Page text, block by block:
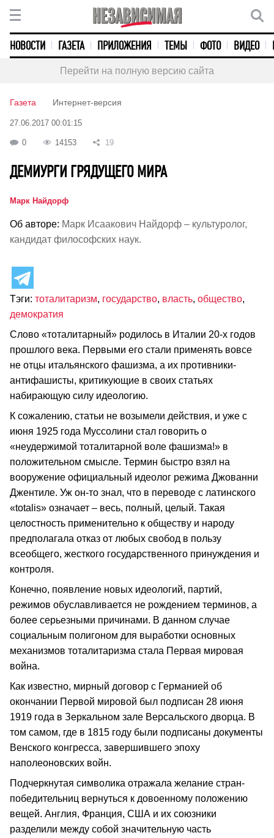
НОВОСТИ ГАЗЕТА ПРИЛОЖЕНИЯ ТЕМЫ ФОТО ВИДЕО
Перейти на полную версию сайта
Газета Интернет-версия
27.06.2017 00:01:15
0 14153 19
ДЕМИУРГИ ГРЯДУЩЕГО МИРА
Марк Найдорф
Об авторе: Марк Исаакович Найдорф – культуролог,
кандидат философских наук.
Тэги: тоталитаризм, государство, власть, общество,
демократия
Слово «тоталитарный» родилось в Италии 20-х годов
прошлого века. Первыми его стали применять вовсе
не отцы итальянского фашизма, а их противники-
антифашисты, критикующие в своих статьях
набирающую силу идеологию.
К сожалению, статьи не возымели действия, и уже с
июня 1925 года Муссолини стал говорить о
«неудержимой тоталитарной воле фашизма!» в
положительном смысле. Термин быстро взял на
вооружение официальный идеолог режима Джованни
Джентиле. Уж он-то знал, что в переводе с латинского
«totalis» означает – весь, полный, целый. Такая
целостность применительно к обществу и народу
предполагала отказ от любых свобод в пользу
всеобщего, жесткого государственного принуждения и
контроля.
Конечно, появление новых идеологий, партий,
режимов обуславливается не рождением терминов, а
более серьезными причинами. В данном случае
социальным полигоном для выработки основных
механизмов тоталитаризма стала Первая мировая
война.
Как известно, мирный договор с Германией об
окончании Первой мировой был подписан 28 июня
1919 года в Зеркальном зале Версальского дворца. В
том самом, где в 1815 году были подписаны документы
Венского конгресса, завершившего эпоху
наполеоновских войн.
Подчеркнутая символика отражала желание стран-
победительниц вернуться к довоенному положению
вещей. Англия, Франция, США и их союзники
разделили между собой значительную часть